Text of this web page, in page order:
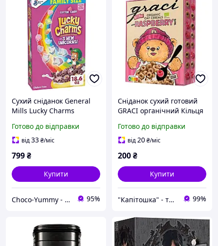
Сухий сніданок General
Mills Lucky Charms
Family Size 527г
Готово до відправки
від33₴/міс
799₴
Купити
Choco-Yummy - Магазин солодощів з усього світу 95%
Сніданок сухий готовий
GRACI органічний Кільця
300 г
Готово до відправки
від20₴/міс
200₴
Купити
"Капітошка" - турбота про близьких у кожній домівці! 99%